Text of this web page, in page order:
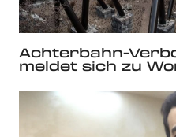
Achterbahn-
meldet sich zu